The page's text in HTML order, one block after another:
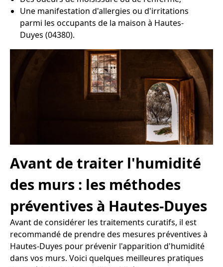
Une manifestation d'allergies ou d'irritations
parmi les occupants de la maison à Hautes-
Duyes (04380).
Avant de traiter l'humidité
des murs : les méthodes
préventives à Hautes-Duyes
Avant de considérer les traitements curatifs, il est
recommandé de prendre des mesures préventives à
Hautes-Duyes pour prévenir l'apparition d'humidité
dans vos murs. Voici quelques meilleures pratiques